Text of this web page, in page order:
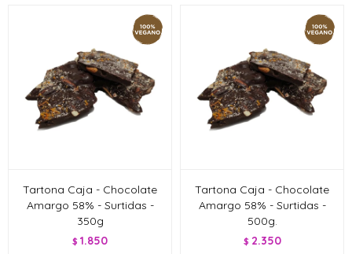
Tartona Caja - Chocolate
Amargo 58% - Surtidas -
350g
$ 1.850
Tartona Caja - Chocolate
Amargo 58% - Surtidas -
500g.
$ 2.350